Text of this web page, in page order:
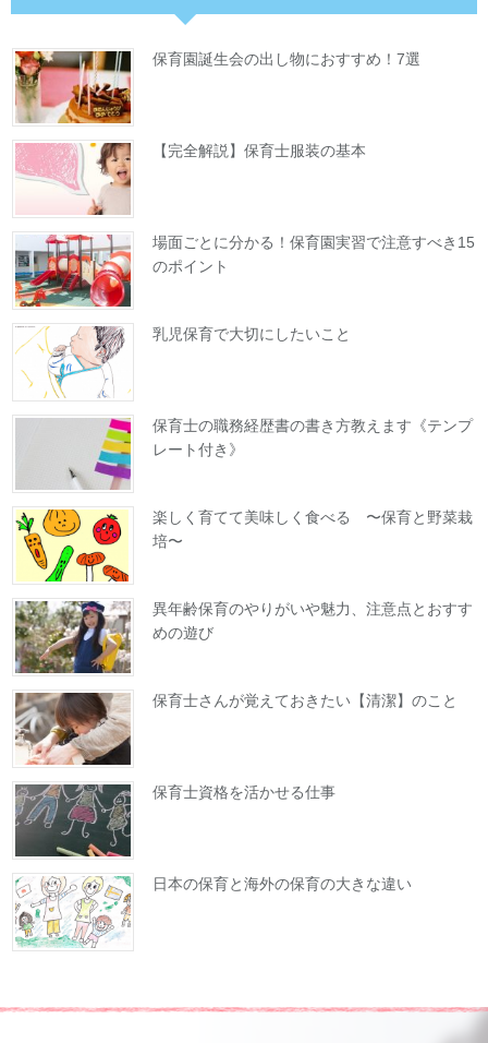
保育園誕生会の出し物におすすめ！7選
【完全解説】保育士服装の基本
場面ごとに分かる！保育園実習で注意すべき15
のポイント
乳児保育で大切にしたいこと
保育士の職務経歴書の書き方教えます《テンプ
レート付き》
楽しく育てて美味しく食べる 〜保育と野菜栽
培〜
異年齢保育のやりがいや魅力、注意点とおすす
めの遊び
保育士さんが覚えておきたい【清潔】のこと
保育士資格を活かせる仕事
日本の保育と海外の保育の大きな違い